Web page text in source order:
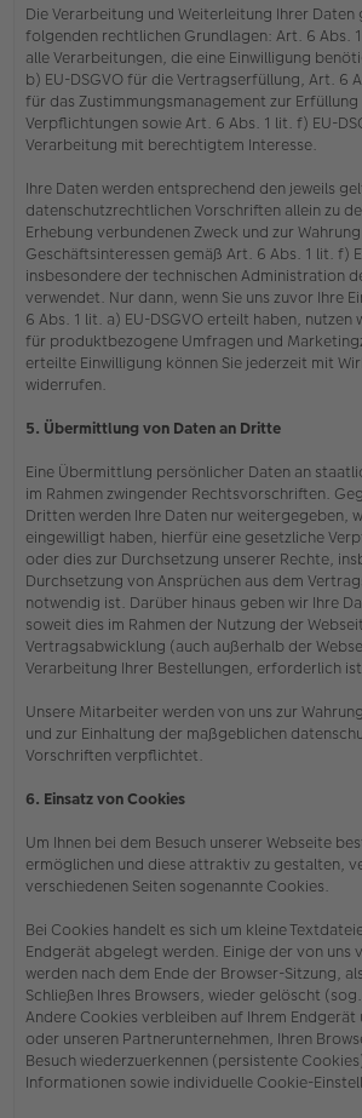
Die Verarbeitung und Weiterleitung Ihrer Daten
folgenden rechtlichen Grundlagen: Art. 6 Abs.
alle Verarbeitungen, die eine Einwilligung
b) EU-DSGVO für die Vertragserfüllung, Art. 6
für das Zustimmungsmanagement zur
Verpflichtungen sowie Art. 6 Abs. 1 lit. f) EU-
Verarbeitung mit berechtigtem Interesse.
Ihre Daten werden entsprechend den jeweils
datenschutzrechtlichen Vorschriften allein zu
Erhebung verbundenen Zweck und zur
Geschäftsinteressen gemäß Art. 6 Abs. 1 lit. f)
insbesondere der technischen Administration
verwendet. Nur dann, wenn Sie uns zuvor Ihre
6 Abs. 1 lit. a) EU-DSGVO erteilt haben, nutzen
für produktbezogene Umfragen und
erteilte Einwilligung können Sie jederzeit mit
widerrufen.
5. Übermittlung von Daten an Dritte
Eine Übermittlung persönlicher Daten an
im Rahmen zwingender Rechtsvorschriften.
Dritten werden Ihre Daten nur weitergegeben,
eingewilligt haben, hierfür eine gesetzliche
oder dies zur Durchsetzung unserer Rechte,
Durchsetzung von Ansprüchen aus dem
notwendig ist. Darüber hinaus geben wir Ihre
soweit dies im Rahmen der Nutzung der
Vertragsabwicklung (auch außerhalb der
Verarbeitung Ihrer Bestellungen, erforderlich
Unsere Mitarbeiter werden von uns zur
und zur Einhaltung der maßgeblichen
Vorschriften verpflichtet.
6. Einsatz von Cookies
Um Ihnen bei dem Besuch unserer Webseite
ermöglichen und diese attraktiv zu gestalten,
verschiedenen Seiten sogenannte Cookies.
Bei Cookies handelt es sich um kleine
Endgerät abgelegt werden. Einige der von uns
werden nach dem Ende der Browser-Sitzung,
Schließen Ihres Browsers, wieder gelöscht
Andere Cookies verbleiben auf Ihrem Endgerät
oder unseren Partnerunternehmen, Ihren
Besuch wiederzuerkennen (persistente
Informationen sowie individuelle Cookie-